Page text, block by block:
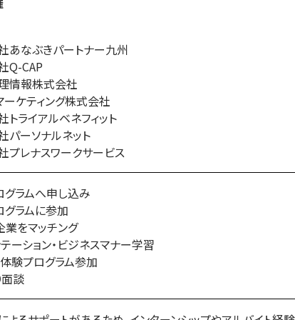
あなぶきパートナー九州
Q-CAP
情報株式会社
ーケティング株式会社
トライアルベネフィット
パーソナルネット
プレナスワークサービス
グラムへ申し込み
ラムに参加
をマッチング
ーション・ビジネスマナー学習
験プログラム参加
談